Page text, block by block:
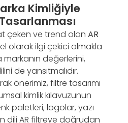
Kimliğiyle
çeken ve trend olan AR
olarak ilgi çekici olmakla
değerlerini,
de yansıtmalıdır.
önerimiz, filtre tasarımı
kimlik kılavuzunun
paletleri, logolar, yazı
dili AR filtreye doğrudan